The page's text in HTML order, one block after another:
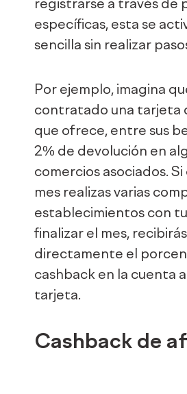
registrarse a través de
específicas, esta se
sencilla sin realizar
Por ejemplo, imagina
contratado una tarjeta
que ofrece, entre sus
2% de devolución en
comercios asociados. Si
mes realizas varias
establecimientos con
finalizar el mes, recibirás
directamente el
cashback en la cuenta
tarjeta.
Cashback de